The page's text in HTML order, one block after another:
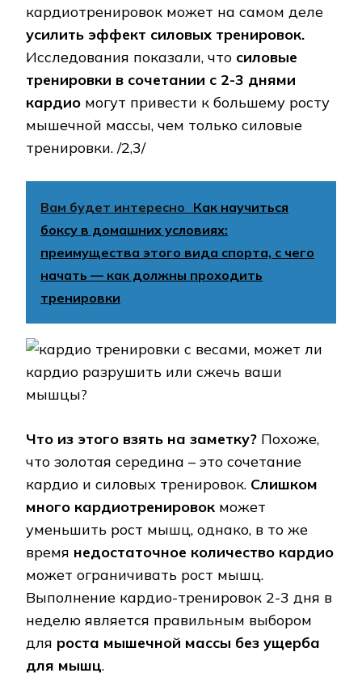
кардиотренировок может на самом деле
усилить эффект силовых тренировок.
Исследования показали, что силовые
тренировки в сочетании с 2-3 днями
кардио могут привести к большему росту
мышечной массы, чем только силовые
тренировки. /2,3/
Вам будет интересно Как научиться
боксу в домашних условиях:
преимущества этого вида спорта, с чего
начать — как должны проходить
тренировки
Что из этого взять на заметку? Похоже,
что золотая середина – это сочетание
кардио и силовых тренировок. Слишком
много кардиотренировок может
уменьшить рост мышц, однако, в то же
время недостаточное количество кардио
может ограничивать рост мышц.
Выполнение кардио-тренировок 2-3 дня в
неделю является правильным выбором
для роста мышечной массы без ущерба
для мышц.